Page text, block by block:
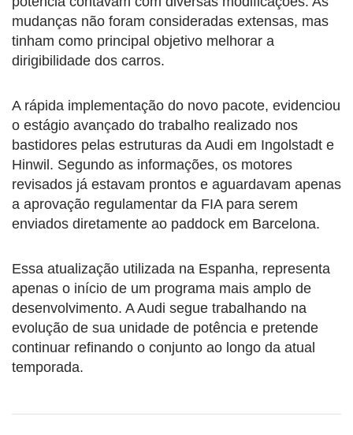
mudanças não foram consideradas extensas, mas
tinham como principal objetivo melhorar a
dirigibilidade dos carros.
A rápida implementação do novo pacote, evidenciou
o estágio avançado do trabalho realizado nos
bastidores pelas estruturas da Audi em Ingolstadt e
Hinwil. Segundo as informações, os motores
revisados já estavam prontos e aguardavam apenas
a aprovação regulamentar da FIA para serem
enviados diretamente ao paddock em Barcelona.
Essa atualização utilizada na Espanha, representa
apenas o início de um programa mais amplo de
desenvolvimento. A Audi segue trabalhando na
evolução de sua unidade de potência e pretende
continuar refinando o conjunto ao longo da atual
temporada.